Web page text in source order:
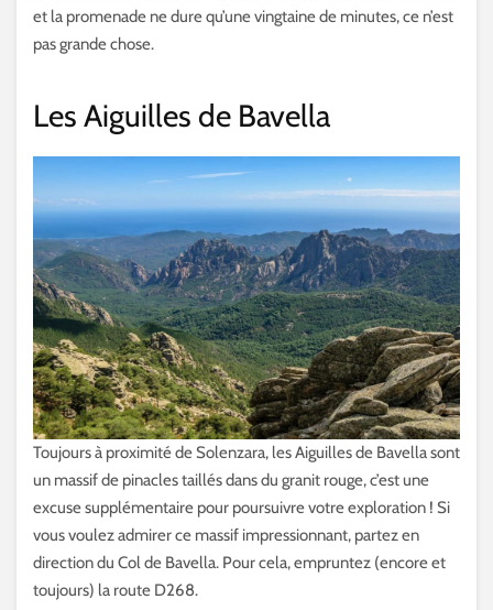
et la promenade ne dure qu’une vingtaine de minutes, ce n’est
pas grande chose.
Les Aiguilles de Bavella
Toujours à proximité de Solenzara, les Aiguilles de Bavella sont
un massif de pinacles taillés dans du granit rouge, c’est une
excuse supplémentaire pour poursuivre votre exploration ! Si
vous voulez admirer ce massif impressionnant, partez en
direction du Col de Bavella. Pour cela, empruntez (encore et
toujours) la route D268.